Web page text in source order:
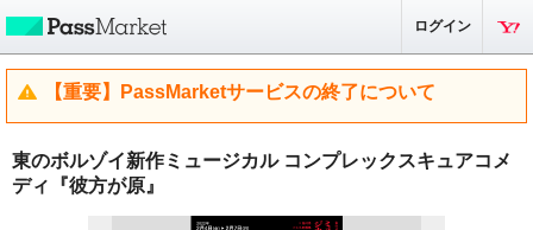
ログイン
【重要】PassMarketサービスの終了について
東のボルゾイ新作ミュージカル コンプレックスキュアコメ
ディ『彼方が原』